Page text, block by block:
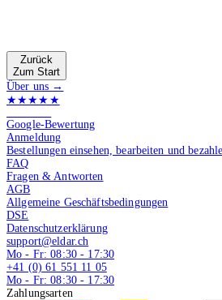
Zurück
Zum Start
Über uns →
★★★★★
Google-Bewertung
Anmeldung
Bestellungen einsehen, bearbeiten und
FAQ
Fragen & Antworten
AGB
Allgemeine Geschäftsbedingungen
DSE
Datenschutzerklärung
support@eldar.ch
Mo - Fr: 08:30 - 17:30
+41 (0) 61 551 11 05
Mo - Fr: 08:30 - 17:30
Zahlungsarten